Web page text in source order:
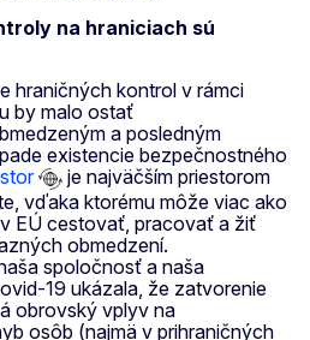
na hraniciach sú
hraničných kontrol v rámci
by malo ostať
a posledným
existencie bezpečnostného
je najväčším priestorom
vďaka ktorému môže viac ako
EÚ cestovať, pracovať a žiť
obmedzení.
spoločnosť a naša
19 ukázala, že zatvorenie
obrovský vplyv na
osôb (najmä v prihraničných